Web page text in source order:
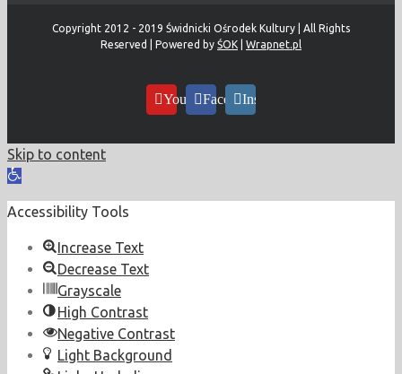
Copyright 2012 - 2019 Świdnicki Ośrodek Kultury | All Rights
Reserved | Powered by ŚOK Wrapnet.pl
YouTubeFacebookInstagram
Skip to content
Open
Accessibility Tools
Increase Text
Decrease Text
Grayscale
High Contrast
Negative Contrast
Light Background